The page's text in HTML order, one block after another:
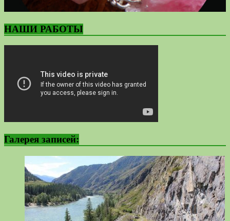
НАШИ РАБОТЫ
Галерея записей: